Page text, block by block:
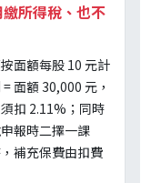
所得稅、也不
面額每股 10 元計
面額 30,000 元，
扣 2.11%；同時
報時二擇一課
補充保費由扣費